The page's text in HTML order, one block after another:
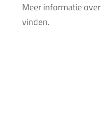
Meer informatie
vinden.